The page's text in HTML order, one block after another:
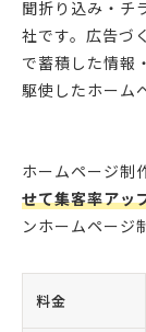
聞折り込み・チ
社です。広告づ
で蓄積した情報
駆使したホーム
ホームページ制
せて集客率アッ
ンホームページ
料金